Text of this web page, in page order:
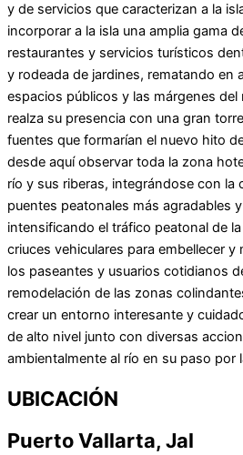
y de servicios que caracterizan a la
incorporar a la isla una amplia gama
restaurantes y servicios turísticos
y rodeada de jardines, rematando en
espacios públicos y las márgenes del
realza su presencia con una gran
fuentes que formarían el nuevo hito
desde aquí observar toda la zona
río y sus riberas, integrándose con la
puentes peatonales más agradables
intensificando el tráfico peatonal de
criuces vehiculares para embellecer y
los paseantes y usuarios cotidianos
remodelación de las zonas
crear un entorno interesante y
de alto nivel junto con diversas
ambientalmente al río en su paso por
UBICACIÓN
Puerto Vallarta, Jal